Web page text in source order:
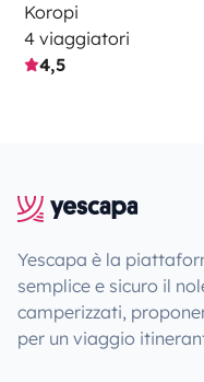
Koropi
4 viaggiatori
4,5
Yescapa è la
semplice e sicuro il
camperizzati,
per un viaggio